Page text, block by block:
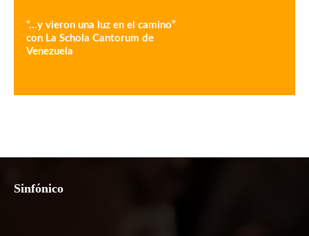
“…y vieron una luz en el camino”
con La Schola Cantorum de
Venezuela
Sinfónico